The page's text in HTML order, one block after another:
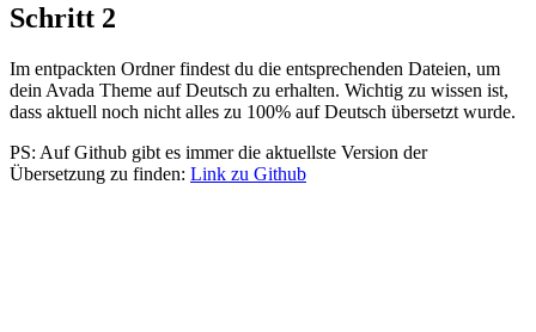
Schritt 2
Im entpackten Ordner findest du die entsprechenden Dateien, um
dein Avada Theme auf Deutsch zu erhalten. Wichtig zu wissen ist,
dass aktuell noch nicht alles zu 100% auf Deutsch übersetzt wurde.
PS: Auf Github gibt es immer die aktuellste Version der
Übersetzung zu finden: Link zu Github